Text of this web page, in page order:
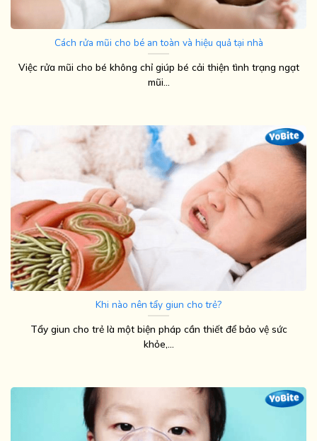
Cách rửa mũi cho bé an toàn và hiệu quả tại nhà
Việc rửa mũi cho bé không chỉ giúp bé cải thiện tình trạng ngạt
mũi...
Khi nào nên tẩy giun cho trẻ?
Tẩy giun cho trẻ là một biện pháp cần thiết để bảo vệ sức
khỏe,...